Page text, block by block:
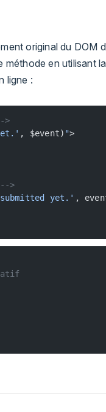
original du DOM
méthode en utilisant
ligne :
>
, $event) ">
>
yet.' ,